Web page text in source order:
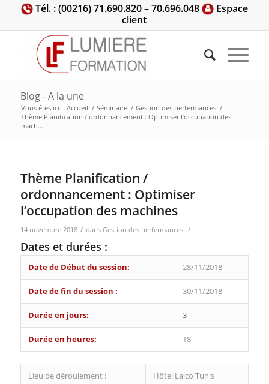
Tél. : (00216) 71.690.820 – 70.696.048
Espace
client
Blog - A la une
Vous êtes ici : Accueil / Séminaire / Gestion des perfermances /
Thème Planification / ordonnancement : Optimiser l’occupation des
mach...
Thème Planification /
ordonnancement : Optimiser
l’occupation des machines
14 novembre 2018 / dans Gestion des perfermances /
Dates et durées :
Date de Début du session: 28/11/2018
Date de fin du session : 30/11/2018
Durée en jours: 3
Durée en heures: 18
Lieu de déroulement : Hôtel Laico Tunis